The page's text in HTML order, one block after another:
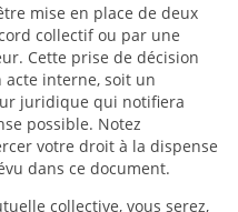
mise en place de deux
collectif ou par une
Cette prise de décision
interne, soit un
juridique qui notifiera
possible. Notez
votre droit à la dispense
dans ce document.
collective, vous serez,